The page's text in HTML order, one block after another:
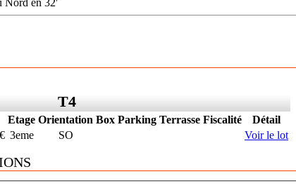
T4
Etage Orientation Box Parking Terrasse Fiscalité
Détail
3eme SO Voir le lot